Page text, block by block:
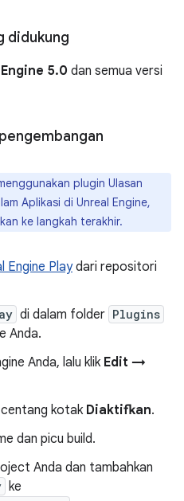
didukung
5.0 dan semua versi
plugin Ulasan
Aplikasi di Unreal Engine,
ke langkah terakhir.
Engine Playdari repositori
di dalam folder Plugins
Anda.
Anda, lalu klik Edit →
centang kotak Diaktifkan.
dan picu build.
Anda dan tambahkan
ke